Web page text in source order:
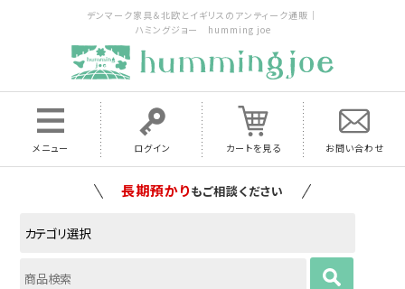
デンマーク家具＆北欧とイギリスのアンティーク通販｜
ハミングジョー humming joe
メニュー ログイン カートを見る お問い合わせ
家具の配送料は全国当店で負担いたします